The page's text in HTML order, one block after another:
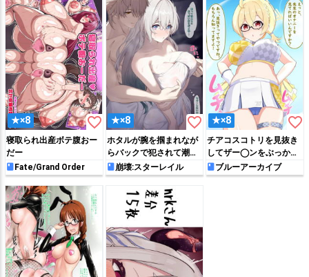
★×8 favorite_border
寝取られ出産ボテ腹おー
だー
Fate/Grand Order
★×8 favorite_border
ホタルが腕を掴まれなが
らバックで犯されて潮吹
きアクメしちゃう!!
崩壊:スターレイル
★×8 favorite_border
チアコスコトリを見抜き
してザー◯ンをぶっかけ
る♡ブルーアーカイブ